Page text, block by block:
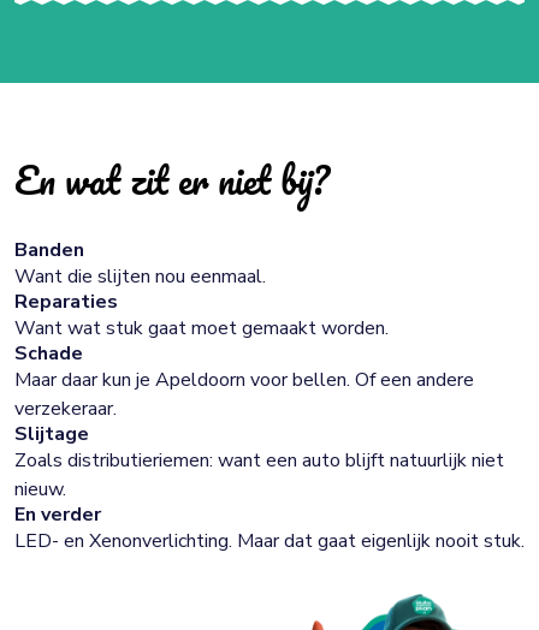
En wat zit er niet bij?
Banden
Want die slijten nou eenmaal.
Reparaties
Want wat stuk gaat moet gemaakt worden.
Schade
Maar daar kun je Apeldoorn voor bellen. Of een andere
verzekeraar.
Slijtage
Zoals distributieriemen: want een auto blijft natuurlijk niet
nieuw.
En verder
LED- en Xenonverlichting. Maar dat gaat eigenlijk nooit stuk.